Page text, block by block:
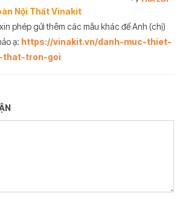
Nội Thất Vinakit
phép gửi thêm các mẫu khác để Anh (chị)
ạ: https://vinakit.vn/danh-muc-thiet-
that-tron-goi